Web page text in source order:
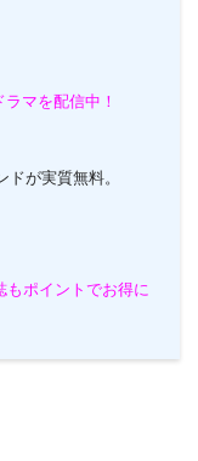
マを配信中！
が実質無料。
もポイントでお得に